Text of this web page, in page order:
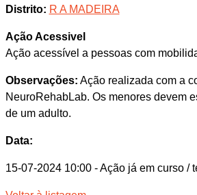
Distrito: R A MADEIRA
Ação Acessivel
Ação acessível a pessoas com
Observações: Ação realizada com a
NeuroRehabLab. Os menores devem
de um adulto.
Data:
15-07-2024 10:00 - Ação já em curso /